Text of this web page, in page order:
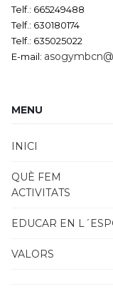
Telf.: 665249488
Telf.: 630180174
Telf.: 635025022
E-mail:
MENU
INICI
QUÈ FEM
ACTIVITATS
EDUCAR EN
VALORS